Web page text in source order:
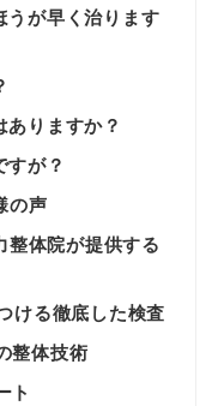
うが早く治ります
りますか？
が？
の声
整体院が提供する
ける徹底した検査
整体技術
ト